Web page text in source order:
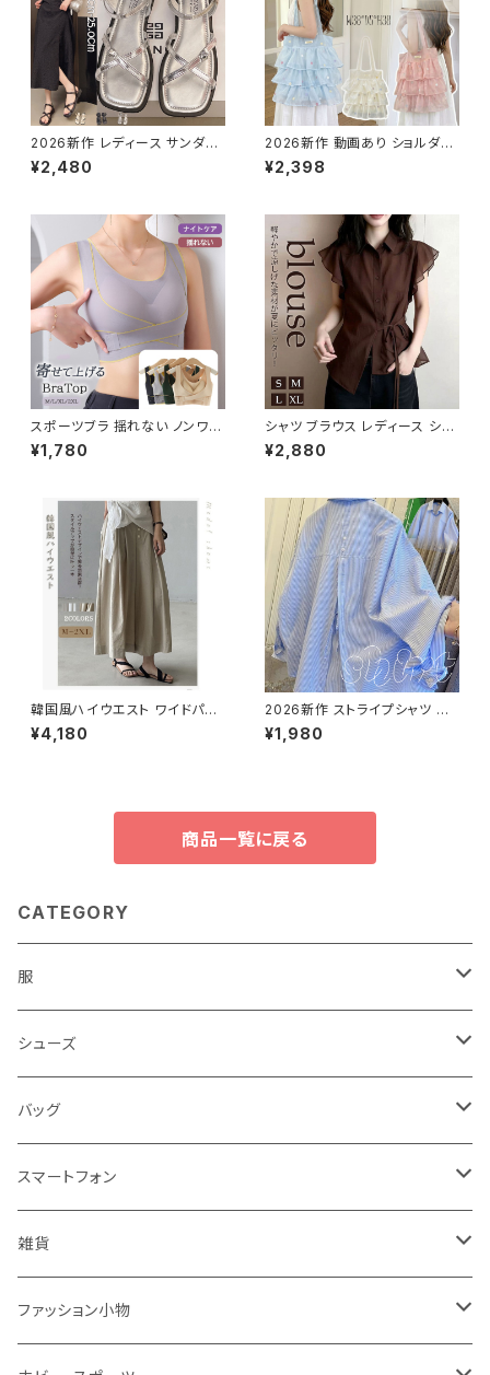
2026新作 レディース サンダル
カジュアル 軽量 おしゃれ 美脚
歩きやすい 快適 滑り止め リラッ
¥2,480
2026新作 動画あり ショルダー
バッグ トートバッグ ドット柄 帆
布 キャンバス 水玉 フリル
¥2,398
スポーツブラ 揺れない ノンワイ
ヤー バストケア ナイトブラ バス
トアップ
¥1,780
シャツ ブラウス レディース シア
ー 透け感 襟付き 前開きシャツ
大人 きれいめ 上品 エレガント
¥2,880
韓国風ハイウエスト ワイドパン
ツ 9分丈｜ボタン ゆったりスト
レートシルエット
¥4,180
2026新作 ストライプシャツ ブ
ラウス トップス 可愛い ギャザー
長袖 きれいめ ゆったり
¥1,980
商品一覧に戻る
CATEGORY
服
レディース
トップス
コート・ジャケット
メンズ
バッグ
帽子
キッズ＆ベビー
浴衣
シューズ
レディース
サンダル
スニーカー
メンズ
サンダル
キッズ＆ベビー
バッグ
レディース
メンズ
キッズ＆ベビー
スマートフォン
アクセサリ
ケース・カバー
ケーブル・アダプター
ケース
雑貨
ガラス
ファッション小物